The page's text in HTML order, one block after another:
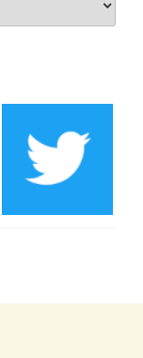
um 17:00
14-16:30 Uhr
Chors im
von 10-